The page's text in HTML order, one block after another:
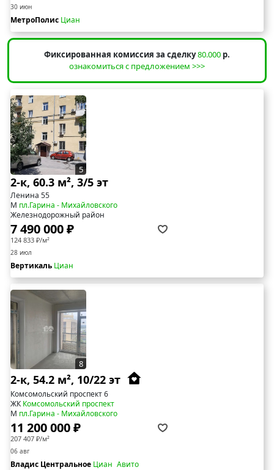
30 июн
МетроПолис Циан
Фиксированная комиссия за сделку80.000 р.
ознакомиться с предложением >>>
5
2-к, 60.3 м², 3/5 эт
Ленина 55
М пл.Гарина - Михайловского
Железнодорожный район
7 490 000 ₽
124 833 ₽/м²
28 июл
Вертикаль Циан
8
2-к, 54.2 м², 10/22 эт
Комсомольский проспект 6
ЖККомсомольский проспект
М пл.Гарина - Михайловского
11 200 000 ₽
207 407 ₽/м²
06 авг
Владис Центральное Циан Авито